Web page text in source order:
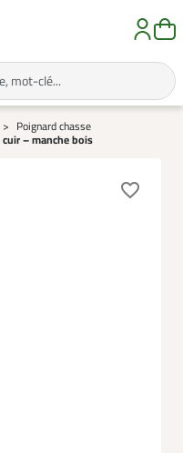
Poignard chasse
– manche bois
favorite_border